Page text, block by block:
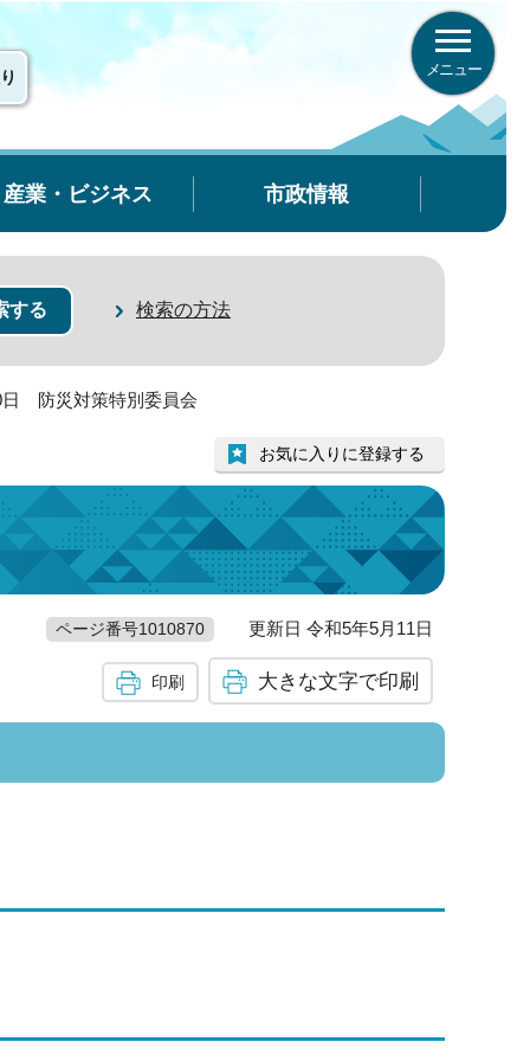
メニュー
産業・ビジネス 市政情報
検索の方法
防災対策特別委員会
お気に入りに登録する
ページ番号1010870 更新日 令和5年5月11日
印刷 大きな文字で印刷